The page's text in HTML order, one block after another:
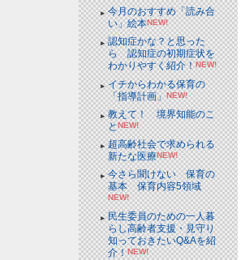
今月のおすすめ「読み合
い」絵本NEW!
認知症かな？と思った
ら 認知症の初期症状を
わかりやすく紹介！NEW!
イチからわかる保育の
「指導計画」NEW!
教えて！ 境界知能のこ
とNEW!
超高齢社会で求められる
新たな医療NEW!
今さら聞けない 保育の
基本 保育内容5領域
NEW!
民生委員のための一人暮
らし高齢者支援・見守り
知っておきたいQ&Aを紹
介！NEW!